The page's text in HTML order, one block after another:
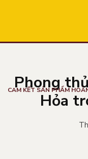
CAM KẾT SẢN PHẨM
Phong
Hỏa